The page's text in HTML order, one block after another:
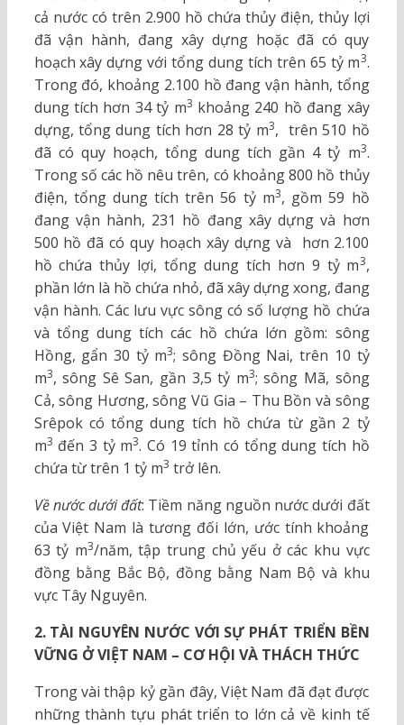
cả nước có trên 2.900 hồ chứa thủy điện, thủy lợi
đã vận hành, đang xây dựng hoặc đã có quy
hoạch xây dựng với tổng dung tích trên 65 tỷ m3.
Trong đó, khoảng 2.100 hồ đang vận hành, tổng
dung tích hơn 34 tỷ m3 khoảng 240 hồ đang xây
dựng, tổng dung tích hơn 28 tỷ m3, trên 510 hồ
đã có quy hoạch, tổng dung tích gần 4 tỷ m3.
Trong số các hồ nêu trên, có khoảng 800 hồ thủy
điện, tổng dung tích trên 56 tỷ m3, gồm 59 hồ
đang vận hành, 231 hồ đang xây dựng và hơn
500 hồ đã có quy hoạch xây dựng và hơn 2.100
hồ chứa thủy lợi, tổng dung tích hơn 9 tỷ m3,
phần lớn là hồ chứa nhỏ, đã xây dựng xong, đang
vận hành. Các lưu vực sông có số lượng hồ chứa
và tổng dung tích các hồ chứa lớn gồm: sông
Hồng, gẩn 30 tỷ m3; sông Đồng Nai, trên 10 tỷ
m3, sông Sê San, gần 3,5 tỷ m3; sông Mã, sông
Cả, sông Hương, sông Vũ Gia – Thu Bồn và sông
Srêpok có tổng dung tích hồ chứa từ gần 2 tỷ
m3 đến 3 tỷ m3. Có 19 tỉnh có tổng dung tích hồ
chứa từ trên 1 tỷ m3 trở lên.
Về nước dưới đất: Tiềm năng nguồn nước dưới đất
của Việt Nam là tương đối lớn, ước tính khoảng
63 tỷ m3/năm, tập trung chủ yếu ở các khu vực
đồng bằng Bắc Bộ, đồng bằng Nam Bộ và khu
vực Tây Nguyên.
2. TÀI NGUYÊN NƯỚC VỚI SỰ PHÁT TRIỂN BỀN
VỮNG Ở VIỆT NAM – CƠ HỘI VÀ THÁCH THỨC
Trong vài thập kỷ gần đây, Việt Nam đã đạt được
những thành tựu phát triển to lớn cả về kinh tế